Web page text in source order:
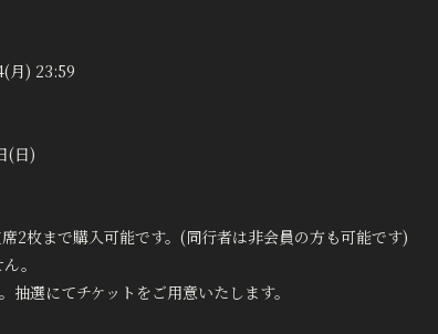
月) 23:59
(日)
2枚まで購入可能です。(同行者は非会員の方も可能です)
。
抽選にてチケットをご用意いたします。